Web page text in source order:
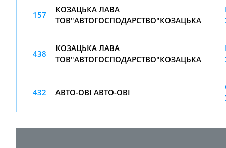
157
КОЗАЦЬКА ЛАВА
ТОВ"АВТОГОСПОДАРСТВО"КОЗАЦЬКА
438
КОЗАЦЬКА ЛАВА
ТОВ"АВТОГОСПОДАРСТВО"КОЗАЦЬКА
432 АВТО-ОВІ АВТО-ОВІ